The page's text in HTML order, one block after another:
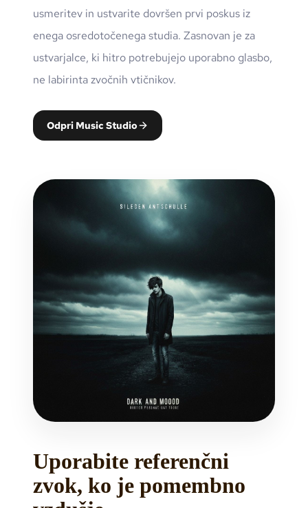
usmeritev in ustvarite dovršen prvi poskus iz
enega osredotočenega studia. Zasnovan je za
ustvarjalce, ki hitro potrebujejo uporabno glasbo,
ne labirinta zvočnih vtičnikov.
Odpri Music Studio
Uporabite referenčni
zvok, ko je pomembno